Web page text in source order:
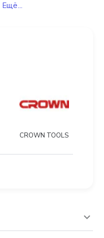
Ещё...
CROWN TOOLS